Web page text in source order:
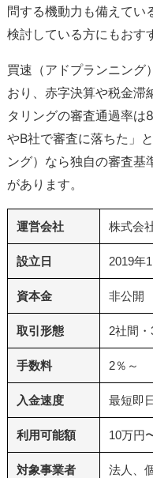
問する機動力も備えてい
検討している方にもおす
買速（アドプランニング
おり、赤字決算や税金滞
タリングの審査通過率は
やB社で審査に落ちた」
ング）なら独自の審査基
があります。
運営会社 株式会
設立日 2019年
資本金 非公開
取引形態 2社間・
手数料 2％～
入金速度 最短即
利用可能額 10万円
対象事業者 法人、